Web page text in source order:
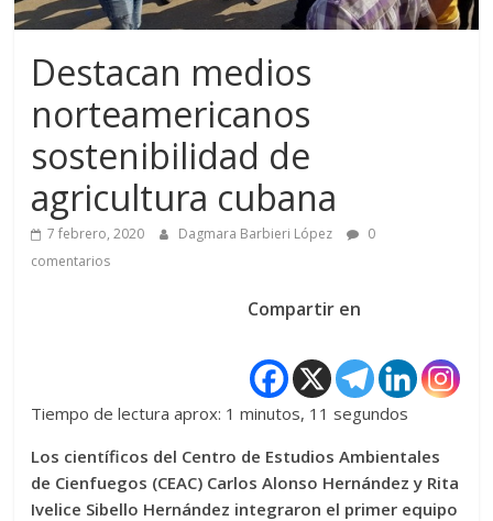
Destacan medios
norteamericanos
sostenibilidad de
agricultura cubana
7 febrero, 2020 Dagmara Barbieri López
0
comentarios
Compartir en
Tiempo de lectura aprox: 1 minutos, 11 segundos
Los científicos del Centro de Estudios Ambientales
de Cienfuegos (CEAC) Carlos Alonso Hernández y Rita
Ivelice Sibello Hernández integraron el primer equipo